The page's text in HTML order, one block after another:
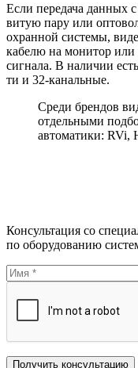
Если передача данных с
витую пару или
охранной системы,
кабелю на монитор или
сигнала. В наличии
ти и 32-канальные.
Среди брендов
отдельными
автоматики: RVi,
Консультация со
по оборудованию